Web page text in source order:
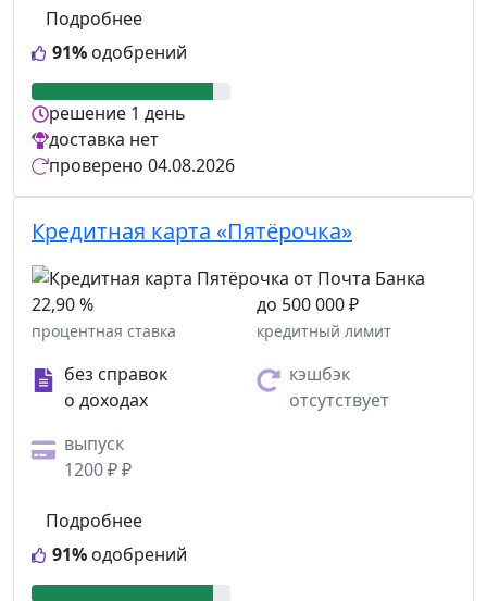
91% одобрений
Подробнее
решение 1 день
доставка нет
проверено 04.08.2026
Кредитная карта «Пятёрочка»
22,90 %
процентная ставка
до 500 000 ₽
кредитный лимит
без справок
о доходах
кэшбэк
отсутствует
выпуск
1200 ₽ ₽
91% одобрений
Подробнее